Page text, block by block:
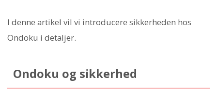
I denne artikel vil vi introducere sikkerheden hos
Ondoku i detaljer.
Ondoku og sikkerhed